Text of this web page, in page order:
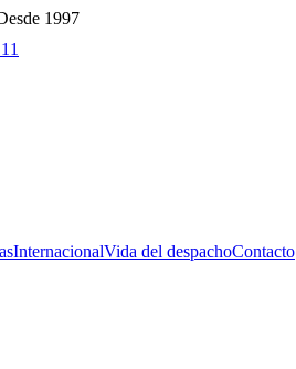
1997
InternacionalVida del despachoContacto